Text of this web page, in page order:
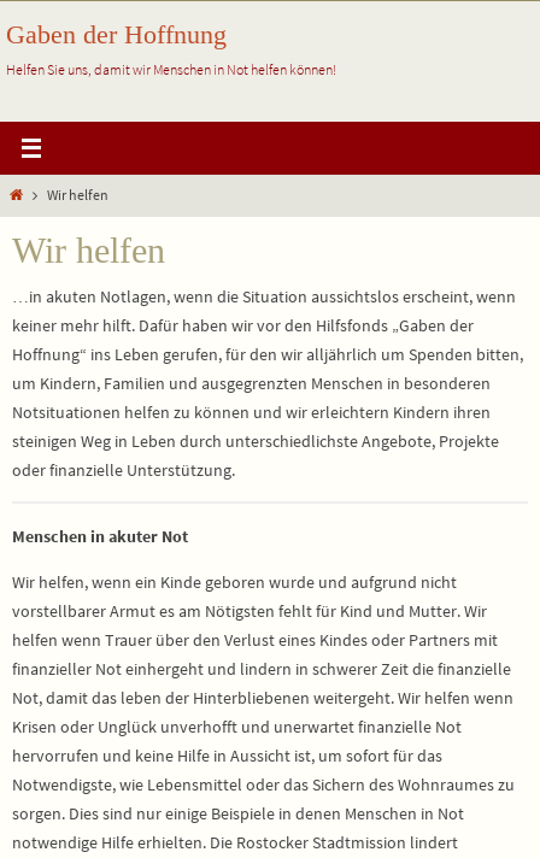
Inhalt
springen
Gaben der Hoffnung
Helfen Sie uns, damit wir Menschen in Not helfen können!
StartWir helfen
Wir helfen
…in akuten Notlagen, wenn die Situation aussichtslos erscheint, wenn
keiner mehr hilft. Dafür haben wir vor den Hilfsfonds „Gaben der
Hoffnung“ ins Leben gerufen, für den wir alljährlich um Spenden bitten,
um Kindern, Familien und ausgegrenzten Menschen in besonderen
Notsituationen helfen zu können und wir erleichtern Kindern ihren
steinigen Weg in Leben durch unterschiedlichste Angebote, Projekte
oder finanzielle Unterstützung.
Menschen in akuter Not
Wir helfen, wenn ein Kinde geboren wurde und aufgrund nicht
vorstellbarer Armut es am Nötigsten fehlt für Kind und Mutter. Wir
helfen wenn Trauer über den Verlust eines Kindes oder Partners mit
finanzieller Not einhergeht und lindern in schwerer Zeit die finanzielle
Not, damit das leben der Hinterbliebenen weitergeht. Wir helfen wenn
Krisen oder Unglück unverhofft und unerwartet finanzielle Not
hervorrufen und keine Hilfe in Aussicht ist, um sofort für das
Notwendigste, wie Lebensmittel oder das Sichern des Wohnraumes zu
sorgen. Dies sind nur einige Beispiele in denen Menschen in Not
notwendige Hilfe erhielten. Die Rostocker Stadtmission lindert